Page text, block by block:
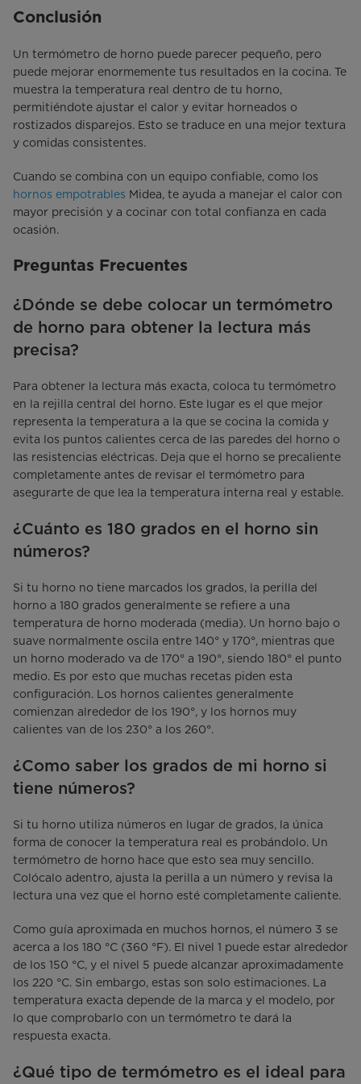
Conclusión
Un termómetro de horno puede parecer pequeño, pero
puede mejorar enormemente tus resultados en la cocina. Te
muestra la temperatura real dentro de tu horno,
permitiéndote ajustar el calor y evitar horneados o
rostizados disparejos. Esto se traduce en una mejor textura
y comidas consistentes.
Cuando se combina con un equipo confiable, como los
hornos empotrables Midea, te ayuda a manejar el calor con
mayor precisión y a cocinar con total confianza en cada
ocasión.
Preguntas Frecuentes
¿Dónde se debe colocar un termómetro
de horno para obtener la lectura más
precisa?
Para obtener la lectura más exacta, coloca tu termómetro
en la rejilla central del horno. Este lugar es el que mejor
representa la temperatura a la que se cocina la comida y
evita los puntos calientes cerca de las paredes del horno o
las resistencias eléctricas. Deja que el horno se precaliente
completamente antes de revisar el termómetro para
asegurarte de que lea la temperatura interna real y estable.
¿Cuánto es 180 grados en el horno sin
números?
Si tu horno no tiene marcados los grados, la perilla del
horno a 180 grados generalmente se refiere a una
temperatura de horno moderada (media). Un horno bajo o
suave normalmente oscila entre 140° y 170°, mientras que
un horno moderado va de 170° a 190°, siendo 180° el punto
medio. Es por esto que muchas recetas piden esta
configuración. Los hornos calientes generalmente
comienzan alrededor de los 190°, y los hornos muy
calientes van de los 230° a los 260°.
¿Como saber los grados de mi horno si
tiene números?
Si tu horno utiliza números en lugar de grados, la única
forma de conocer la temperatura real es probándolo. Un
termómetro de horno hace que esto sea muy sencillo.
Colócalo adentro, ajusta la perilla a un número y revisa la
lectura una vez que el horno esté completamente caliente.
Como guía aproximada en muchos hornos, el número 3 se
acerca a los 180 °C (360 °F). El nivel 1 puede estar alrededor
de los 150 °C, y el nivel 5 puede alcanzar aproximadamente
los 220 °C. Sin embargo, estas son solo estimaciones. La
temperatura exacta depende de la marca y el modelo, por
lo que comprobarlo con un termómetro te dará la
respuesta exacta.
¿Qué tipo de termómetro es el ideal para